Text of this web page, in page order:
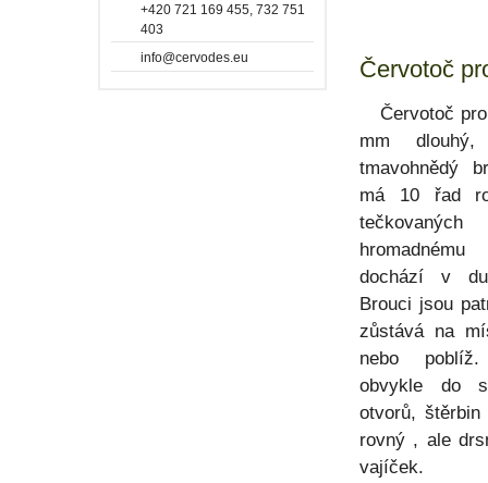
Červotoč
Červotoč
mm
tmavohnědý
má 10 řad
dochází v
Brouci jsou
zůstává na
nebo
obvykle do
otvorů,
rovný , ale
vajíček.
+420 721 169 455, 732 751
403
info@cervodes.eu